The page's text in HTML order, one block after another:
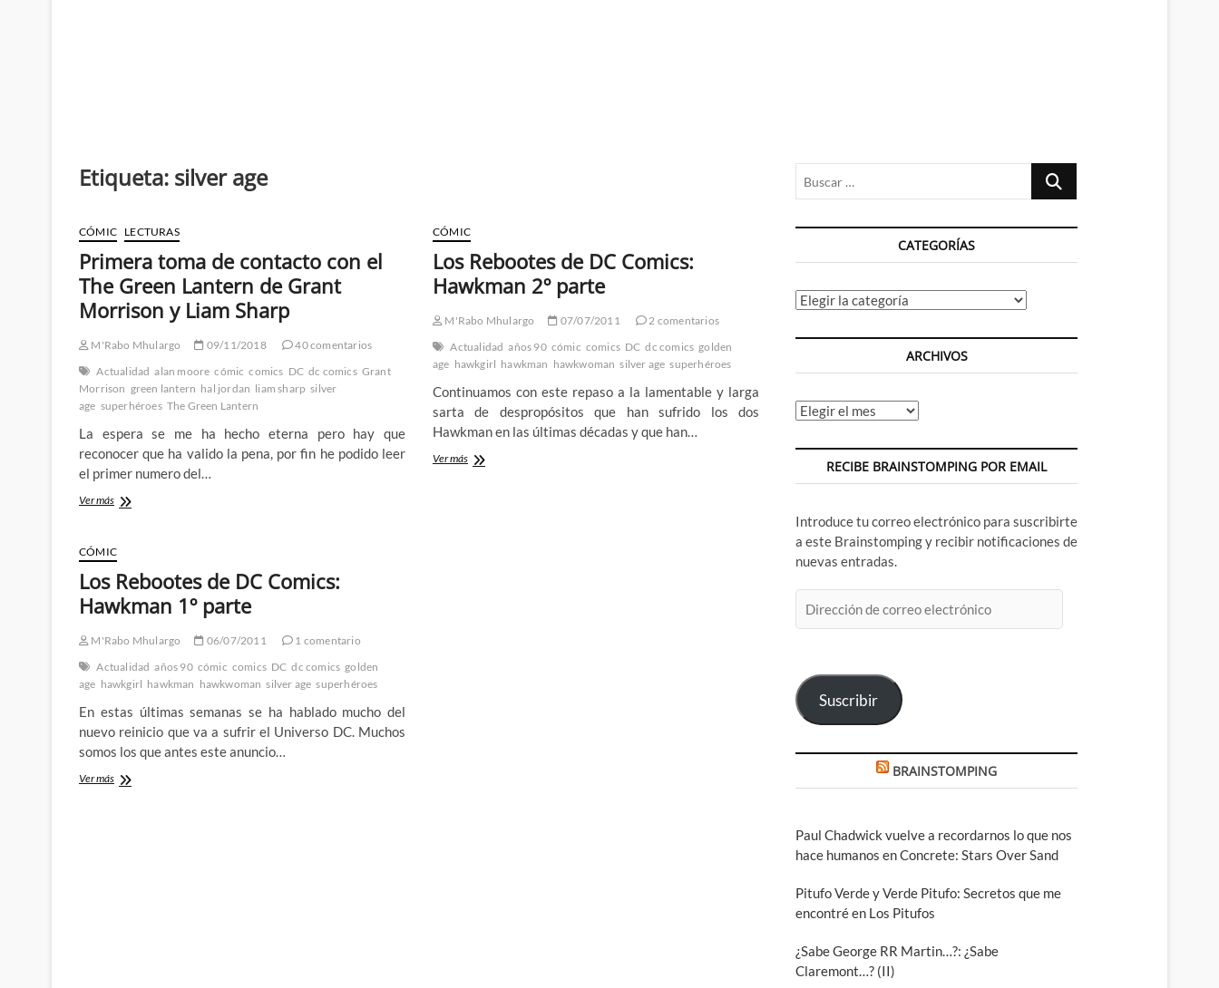
Etiqueta: silver age
CÓMIC LECTURAS
Primera toma de contacto con el
The Green Lantern de Grant
Morrison y Liam Sharp
M'Rabo Mhulargo 09/11/2018
40 comentarios
Actualidad alan moore cómic comics DC dc comics Grant
Morrison green lantern hal jordan liam sharp silver
age superhéroes The Green Lantern
La espera se me ha hecho eterna pero hay que
reconocer que ha valido la pena, por fin he podido leer
el primer numero del…
Ver másPrimera
contacto
con
el
The
Green
de
Grant
Morrison
Liam
Sharp
CÓMIC
Los Rebootes de DC Comics:
Hawkman 2º parte
M'Rabo Mhulargo 07/07/2011
2 comentarios
Actualidad años 90 cómic comics DC dc comics golden
age hawkgirl hawkman hawkwoman silver age superhéroes
Continuamos con este repaso a la lamentable y larga
sarta de despropósitos que han sufrido los dos
Hawkman en las últimas décadas y que han…
Ver másLos
CÓMIC
Los Rebootes de DC Comics:
Hawkman 1º parte
M'Rabo Mhulargo 06/07/2011
1 comentario
Actualidad años 90 cómic comics DC dc comics golden
age hawkgirl hawkman hawkwoman silver age superhéroes
En estas últimas semanas se ha hablado mucho del
nuevo reinicio que va a sufrir el Universo DC. Muchos
somos los que antes este anuncio…
Ver másLos
Buscar
CATEGORÍAS
Categorías
ARCHIVOS
Archivos
RECIBE BRAINSTOMPING POR EMAIL
Introduce tu correo electrónico para suscribirte
a este Brainstomping y recibir notificaciones de
nuevas entradas.
de
Suscribir
BRAINSTOMPING
Paul Chadwick vuelve a recordarnos lo que nos
hace humanos en Concrete: Stars Over Sand
Pitufo Verde y Verde Pitufo: Secretos que me
encontré en Los Pitufos
¿Sabe George RR Martin…?: ¿Sabe
Claremont…? (II)